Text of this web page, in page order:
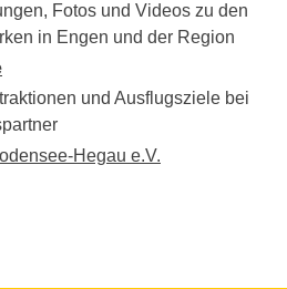
Fotos und Videos zu den
in Engen und der Region
und Ausflugsziele bei
Hegau e.V.